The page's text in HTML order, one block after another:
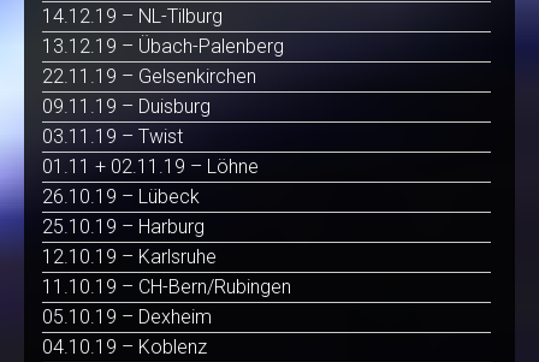
14.12.19 – NL-Tilburg
13.12.19 – Übach-Palenberg
22.11.19 – Gelsenkirchen
09.11.19 – Duisburg
03.11.19 – Twist
01.11 + 02.11.19 – Löhne
26.10.19 – Lübeck
25.10.19 – Harburg
12.10.19 – Karlsruhe
11.10.19 – CH-Bern/Rubingen
05.10.19 – Dexheim
04.10.19 – Koblenz